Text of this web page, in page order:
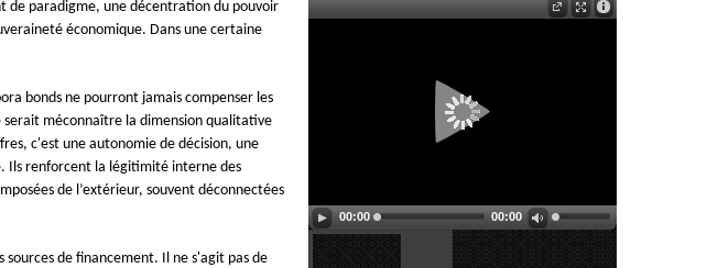
de paradigme, une décentration du pouvoir
économique. Dans une certaine
bonds ne pourront jamais compenser les
méconnaître la dimension qualitative
c'est une autonomie de décision, une
Ils renforcent la légitimité interne des
de l’extérieur, souvent déconnectées
de financement. Il ne s'agit pas de
00:00 00:00